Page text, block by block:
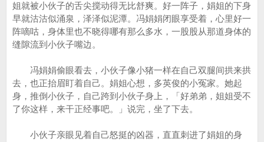
姐就被小伙子的舌尖搅动得无比舒爽。好一阵子，娟姐的下身
早就沽沽似涌泉，泽泽似泥潭。冯娟娟闭眼享受着，心里好一
阵嘀咕，身体里也不晓得哪有那么多水，一股股从那道身体的
缝隙流到小伙子嘴边。
冯娟娟偷眼看去，小伙子像小猪一样在自己双腿间拱来拱
去，也正抬眉盯着自己。娟姐心想，多英俊的小冤家。她起
身，推倒小伙子，自己跨到小伙子身上，「好弟弟，姐姐受不
了你这样，来干正经事吧。」说完，坐了下去。
小伙子亲眼见着自己怒挺的凶器，直直刺进了娟姐的身